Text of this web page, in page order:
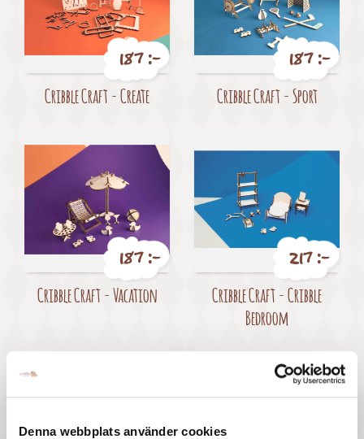
Denna webbplats använder cookies
Pris
187 :-
Cribble Craft - Create
Pris
187 :-
Cribble Craft - Sport
Pris
187 :-
Cribble Craft - Vacation
Pris
217 :-
Cribble Craft - Cribble
Bedroom